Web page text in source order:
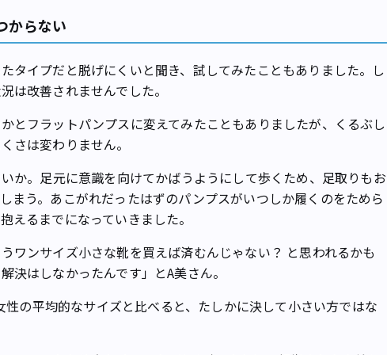
からない
タイプだと脱げにくいと聞き、試してみたこともありました。し
は改善されませんでした。
とフラットパンプスに変えてみたこともありましたが、くるぶし
さは変わりません。
――。足元に意識を向けてかばうようにして歩くため、足取りもお
まう。あこがれだったはずのパンプスがいつしか履くのをためら
えるまでになっていきました。
ワンサイズ小さな靴を買えば済むんじゃない？ と思われるかも
決はしなかったんです」とA美さん。
の平均的なサイズと比べると、たしかに決して小さい方ではな